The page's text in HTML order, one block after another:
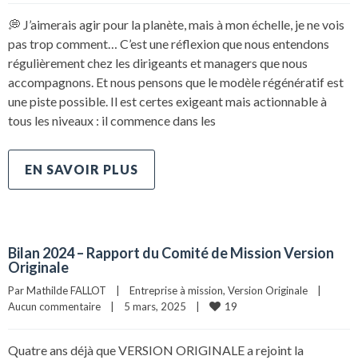
💭 J’aimerais agir pour la planète, mais à mon échelle, je ne vois
pas trop comment… C’est une réflexion que nous entendons
régulièrement chez les dirigeants et managers que nous
accompagnons. Et nous pensons que le modèle régénératif est
une piste possible. Il est certes exigeant mais actionnable à
tous les niveaux : il commence dans les
EN SAVOIR PLUS
Bilan 2024 – Rapport du Comité de Mission Version
Originale
Par Mathilde FALLOT Entreprise à mission, Version Originale
Aucun commentaire
5 mars, 2025 19
Quatre ans déjà que VERSION ORIGINALE a rejoint la